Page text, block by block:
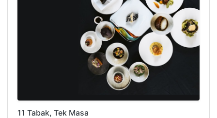
11 Tabak, Tek Masa